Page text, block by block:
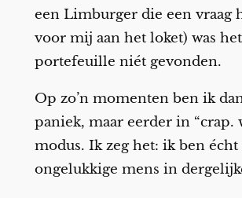
een Limburger die een vraag
voor mij aan het loket) was
portefeuille niét gevonden.
Op zo’n momenten ben ik
paniek, maar eerder in “crap.
modus. Ik zeg het: ik ben écht
ongelukkige mens in